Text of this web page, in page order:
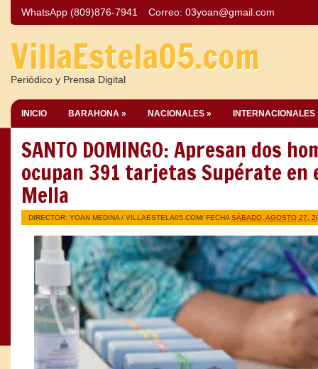
WhatsApp (809)876-7941 Correo: 03yoan@gmail.com
VillaEstela05.com
Periódico y Prensa Digital
INICIO BARAHONA » NACIONALES » INTERNACIONALES
SANTO DOMINGO: Apresan dos
ocupan 391 tarjetas Supérate
Mella
DIRECTOR: YOAN MEDINA / VILLAESTELA05.COM/ FECHA SÁBADO, AGOSTO 27,